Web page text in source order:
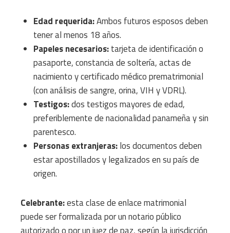
Edad requerida:Ambos futuros esposos deben
tener al menos 18 años.
Papeles necesarios:tarjeta de identificación o
pasaporte, constancia de soltería, actas de
nacimiento y certificado médico prematrimonial
(con análisis de sangre, orina, VIH y VDRL).
Testigos:dos testigos mayores de edad,
preferiblemente de nacionalidad panameña y sin
parentesco.
Personas extranjeras:los documentos deben
estar apostillados y legalizados en su país de
origen.
Celebrante:esta clase de enlace matrimonial
puede ser formalizada por un notario público